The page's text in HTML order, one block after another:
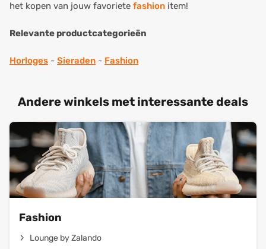
het kopen van jouw favoriete fashion item!
Relevante productcategorieën
Horloges - Sieraden - Fashion
Andere winkels met interessante deals
Fashion
Lounge by Zalando